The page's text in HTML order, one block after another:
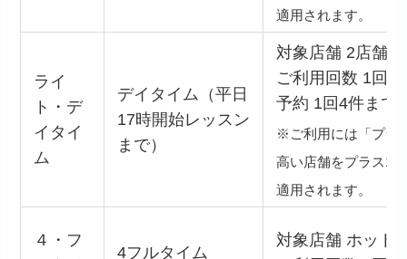
適用されます。
ライ
ト・デ
イタイ
ム
デイタイム（平日
17時開始レッスン
まで）
対象店舗 2店舗 (
ご利用回数 1回
予約 1回4件まで
※ご利用には「プラ
高い店舗をプラス1
適用されます。
４・フ
4フルタイム
対象店舗 ホット